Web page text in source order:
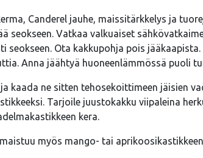
Canderel jauhe, maissitärkkelys ja
seokseen. Vatkaa valkuaiset
seokseen. Ota kakkupohja pois jääkaapista.
Anna jäähtyä huoneenlämmössä puoli
kaada ne sitten tehosekoittimeen jäisien
Tarjoile juustokakku viipaleina
kera.
myös mango- tai